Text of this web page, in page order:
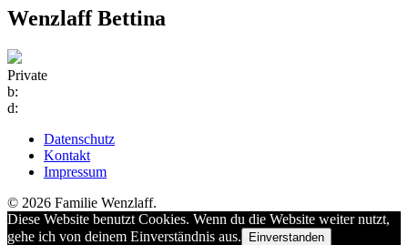
Wenzlaff Bettina
Private
b:
d:
Datenschutz
Kontakt
Impressum
© 2026 Familie Wenzlaff.
Diese Website benutzt Cookies. Wenn du die Website weiter nutzt,
gehe ich von deinem Einverständnis aus.
Einverstanden